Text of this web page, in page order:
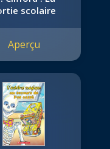
scolaire
Aperçu